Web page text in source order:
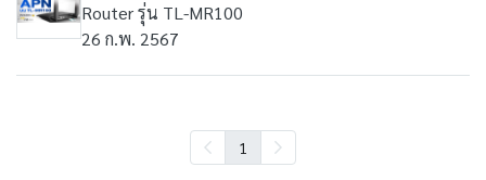
Router รุ่น TL-MR100
26 ก.พ. 2567
1